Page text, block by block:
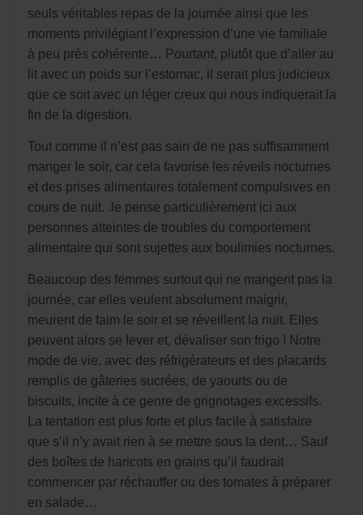
seuls véritables repas de la journée ainsi que les
moments privilégiant l’expression d’une vie familiale
à peu près cohérente… Pourtant, plutôt que d’aller au
lit avec un poids sur l’estomac, il serait plus judicieux
que ce soit avec un léger creux qui nous indiquerait la
fin de la digestion.
Tout comme il n’est pas sain de ne pas suffisamment
manger Ie soir, car cela favorise les réveils nocturnes
et des prises alimentaires totalement compulsives en
cours de nuit. .le pense particulièrement ici aux
personnes atteintes de troubles du comportement
alimentaire qui sont sujettes aux boulimies nocturnes.
Beaucoup des femmes surtout qui ne mangent pas la
journée, car elles veulent absolument maigrir,
meurent de faim le soir et se réveillent la nuit. Elles
peuvent alors se Iever et, dévaliser son frigo ! Notre
mode de vie, avec des réfrigérateurs et des placards
remplis de gâteries sucrées, de yaourts ou de
biscuits, incite à ce genre de grignotages excessifs.
La tentation est plus forte et plus facile à satisfaire
que s’il n’y avait rien à se mettre sous la dent… Sauf
des boîtes de haricots en grains qu’il faudrait
commencer par réchauffer ou des tomates à préparer
en salade…